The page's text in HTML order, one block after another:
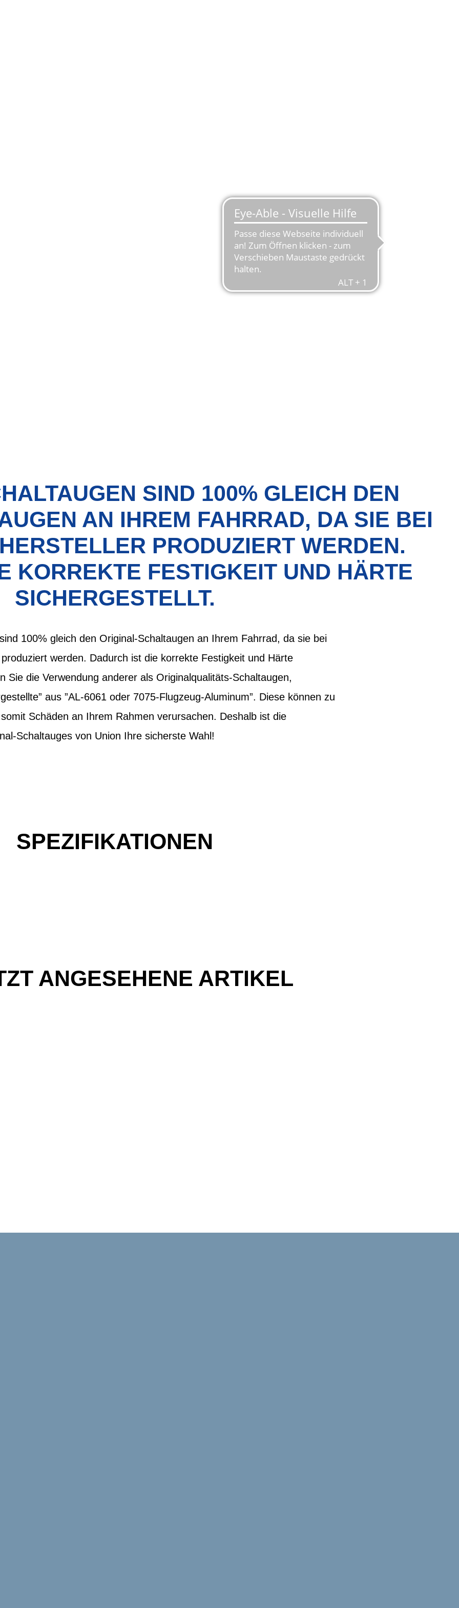
SIND 100% GLEICH DEN
AN IHREM FAHRRAD, DA SIE BEI
PRODUZIERT WERDEN.
KORREKTE FESTIGKEIT UND HÄRTE
SICHERGESTELLT.
100% gleich den Original-Schaltaugen an Ihrem Fahrrad, da sie bei
werden. Dadurch ist die korrekte Festigkeit und Härte
Sie die Verwendung anderer als Originalqualitäts-Schaltaugen,
aus ”AL-6061 oder 7075-Flugzeug-Aluminum”. Diese können zu
Schäden an Ihrem Rahmen verursachen. Deshalb ist die
Schaltauges von Union Ihre sicherste Wahl!
SPEZIFIKATIONEN
ANGESEHENE ARTIKEL